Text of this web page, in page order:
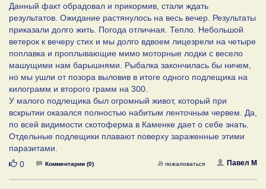
Данный факт обрадовал и прикормив, стали ждать
результатов. Ожидание растянулось на весь вечер. Результаты
приказали долго жить. Погода отличная. Тепло. Небольшой
ветерок к вечеру стих и мы долго вдвоем лицезрели на четыре
поплавка и проплывающие мимо моторные лодки с весело
машущими нам барышнями. Рыбалка закончилась бы ничем,
но мы ушли от позора выловив в итоге одного подлещика на
килограмм и второго грамм на 300.
У малого подлещика был огромный живот, который при
вскрытии оказался полностью набитым ленточным червем. Да,
по всей видимости скотоферма в Каменке дает о себе знать.
Отдельные подлещики плавают поверху зараженные этими
паразитами.
Нравится
0 Комментарии (0) Павел М
пожаловаться